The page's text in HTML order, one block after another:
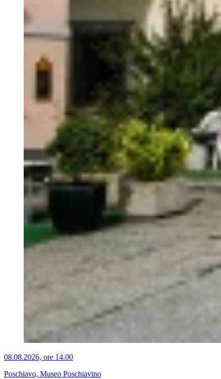
08.08.2026, ore 14.00
Poschiavo, Museo Poschiavino